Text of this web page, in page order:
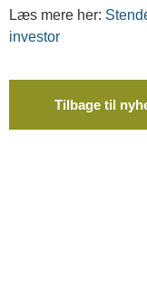
Læs mere her:
investor
Tilbage til